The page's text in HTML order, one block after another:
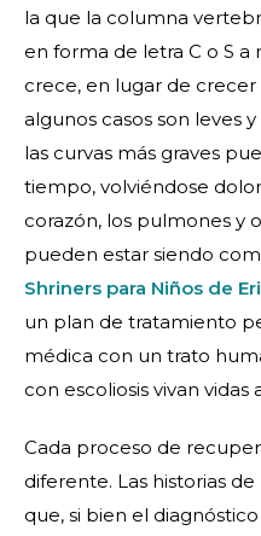
la que la columna
en forma de letra C o S
crece, en lugar de crecer
algunos casos son leves
las curvas más graves
tiempo, volviéndose
corazón, los pulmones y
pueden estar siendo
Shriners para Niños de
un plan de tratamiento
médica con un trato
con escoliosis vivan vidas
Cada proceso de
diferente. Las historias
que, si bien el